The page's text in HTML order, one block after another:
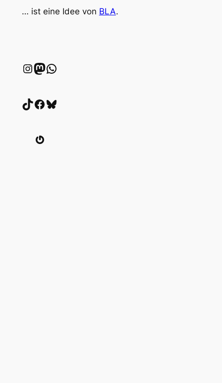
… ist eine Idee von BLA.
Instagramwien.rocks WhatsApp
TikTok Facebook Bluesky
Gravatar